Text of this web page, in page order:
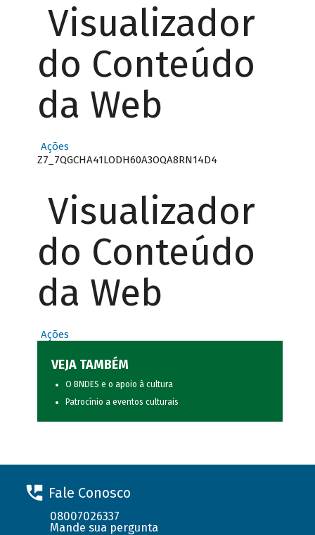
Visualizador
do Conteúdo
da Web
Ações
Z7_7QGCHA41LODH60A3OQA8RN14D4
Visualizador
do Conteúdo
da Web
Ações
VEJA TAMBÉM
O BNDES e o apoio à cultura
Patrocínio a eventos culturais
Fale Conosco
08007026337
Mande sua pergunta